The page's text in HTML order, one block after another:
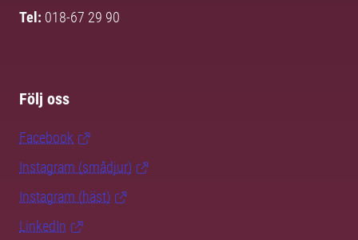
Tel: 018-67 29 90
Följ oss
Facebook
Instagram (smådjur)
Instagram (häst)
LinkedIn